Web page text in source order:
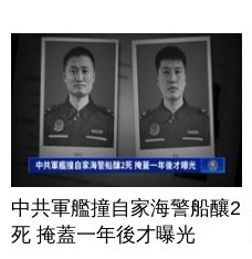
中共軍艦撞自家海警船釀2
死 掩蓋一年後才曝光